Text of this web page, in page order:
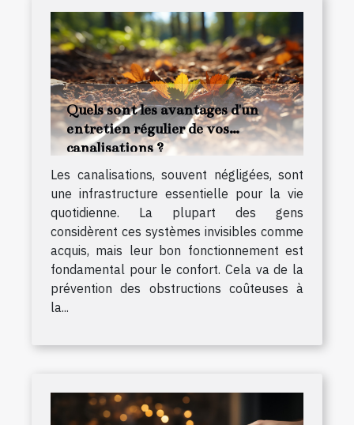
Quels sont les avantages d'un
entretien régulier de vos
canalisations ?
Les canalisations, souvent négligées, sont
une infrastructure essentielle pour la vie
quotidienne. La plupart des gens
considèrent ces systèmes invisibles comme
acquis, mais leur bon fonctionnement est
fondamental pour le confort. Cela va de la
prévention des obstructions coûteuses à
la...